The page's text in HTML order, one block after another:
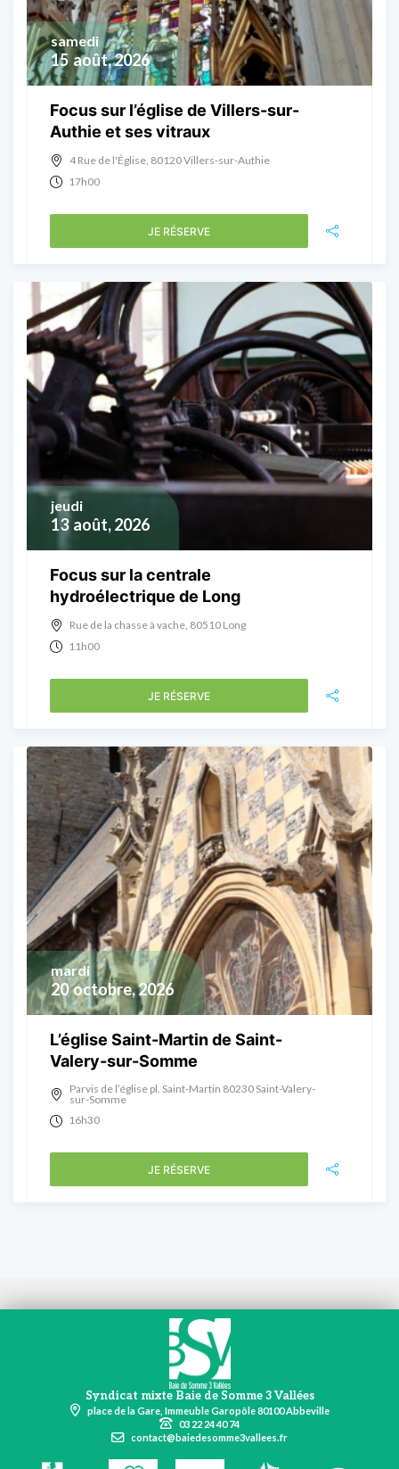
15 août, 2026
samedi
Focus sur l’église de Villers-sur-
Authie et ses vitraux
4 Rue de l'Église, 80120 Villers-sur-Authie
17h00
JE RÉSERVE
13 août, 2026
jeudi
Focus sur la centrale
hydroélectrique de Long
Rue de la chasse à vache, 80510 Long
11h00
JE RÉSERVE
20 octobre, 2026
mardi
L’église Saint-Martin de Saint-
Valery-sur-Somme
Parvis de l’église pl. Saint-Martin 80230 Saint-Valery-
sur-Somme
16h30
JE RÉSERVE
Syndicat mixte Baie de Somme 3 Vallées
place de la Gare, Immeuble Garopôle 80100 Abbeville
03 22 24 40 74
contact@baiedesomme3vallees.fr